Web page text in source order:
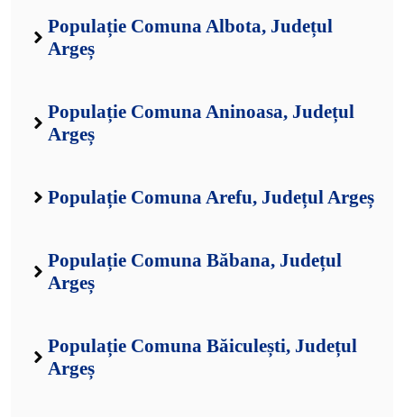
Populație Comuna Albota, Județul
Argeș
Populație Comuna Aninoasa, Județul
Argeș
Populație Comuna Arefu, Județul Argeș
Populație Comuna Băbana, Județul
Argeș
Populație Comuna Băiculești, Județul
Argeș